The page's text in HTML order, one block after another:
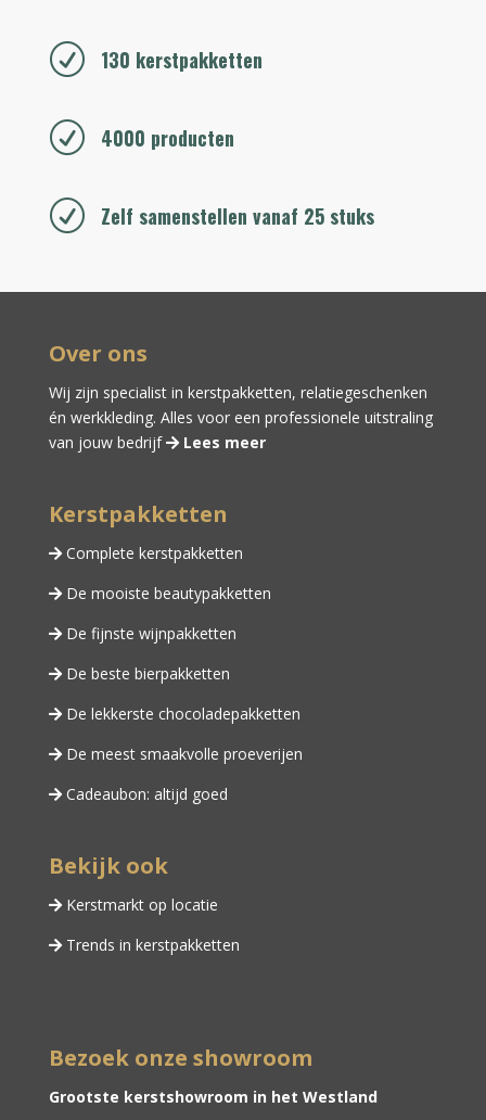
R 130 kerstpakketten
R 4000 producten
R Zelf samenstellen vanaf 25 stuks
Over ons
Wij zijn specialist in kerstpakketten, relatiegeschenken
én werkkleding. Alles voor een professionele uitstraling
van jouw bedrijf
Lees meer
Kerstpakketten
Complete kerstpakketten
De mooiste beautypakketten
De fijnste wijnpakketten
De beste bierpakketten
De lekkerste chocoladepakketten
De meest smaakvolle proeverijen
Cadeaubon: altijd goed
Bekijk ook
Kerstmarkt op locatie
Trends in kerstpakketten
Bezoek onze showroom
Grootste kerstshowroom in het Westland